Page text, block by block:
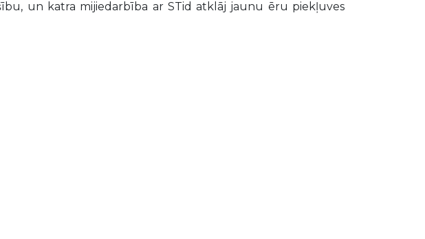
un katra mijiedarbība ar STid atklāj jaunu ēru piekļuves